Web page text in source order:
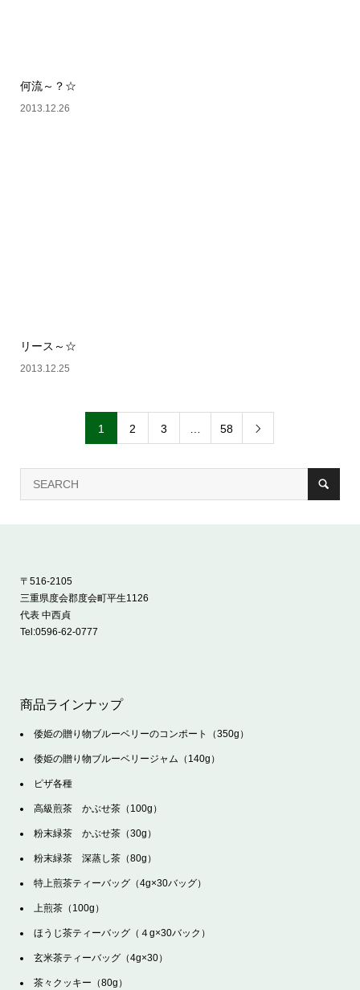
何流～？☆
2013.12.26
リース～☆
2013.12.25
1 2 3 … 58 
〒516-2105
三重県度会郡度会町平生1126
代表 中西貞
Tel:0596-62-0777
商品ラインナップ
倭姫の贈り物ブルーベリーのコンポート（350g）
倭姫の贈り物ブルーベリージャム（140g）
ピザ各種
高級煎茶 かぶせ茶（100g）
粉末緑茶 かぶせ茶（30g）
粉末緑茶 深蒸し茶（80g）
特上煎茶ティーバッグ（4g×30バッグ）
上煎茶（100g）
ほうじ茶ティーバッグ（４g×30バック）
玄米茶ティーバッグ（4g×30）
茶々クッキー（80g）